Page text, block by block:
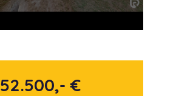
52.500,- €